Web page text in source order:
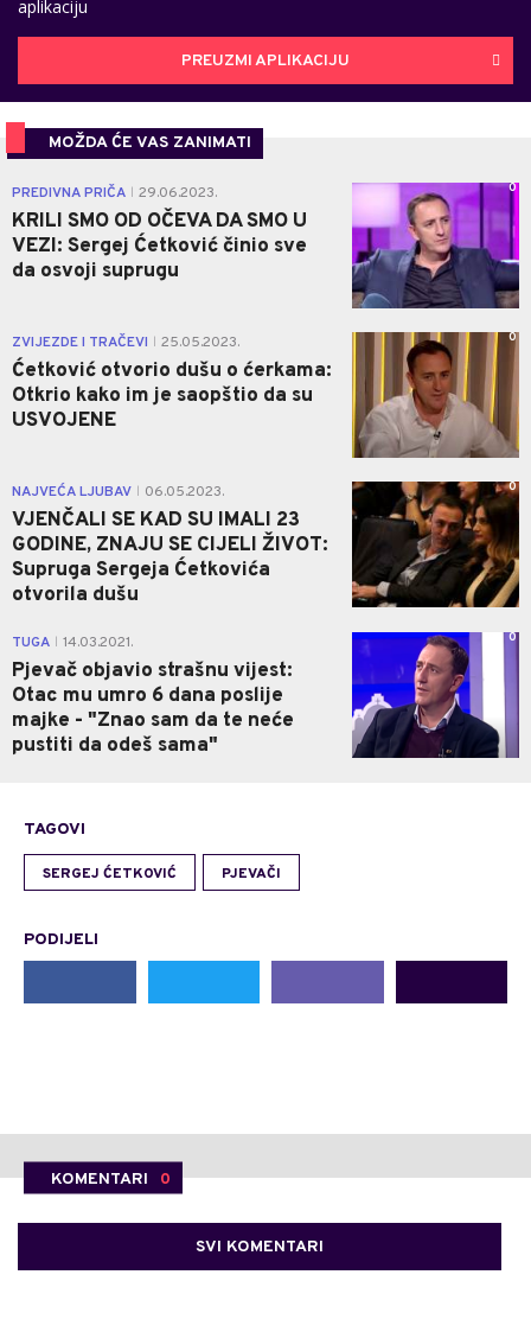
aplikaciju
PREUZMI APLIKACIJU
MOŽDA ĆE VAS ZANIMATI
PREDIVNA PRIČA 29.06.2023.
KRILI SMO OD OČEVA DA SMO U
VEZI: Sergej Ćetković činio sve
da osvoji suprugu
0
ZVIJEZDE I TRAČEVI 25.05.2023.
Ćetković otvorio dušu o ćerkama:
Otkrio kako im je saopštio da su
USVOJENE
0
NAJVEĆA LJUBAV 06.05.2023.
VJENČALI SE KAD SU IMALI 23
GODINE, ZNAJU SE CIJELI ŽIVOT:
Supruga Sergeja Ćetkovića
otvorila dušu
0
TUGA 14.03.2021.
Pjevač objavio strašnu vijest:
Otac mu umro 6 dana poslije
majke - "Znao sam da te neće
pustiti da odeš sama"
0
TAGOVI
SERGEJ ĆETKOVIĆ PJEVAČI
PODIJELI
KOMENTARI 0
SVI KOMENTARI